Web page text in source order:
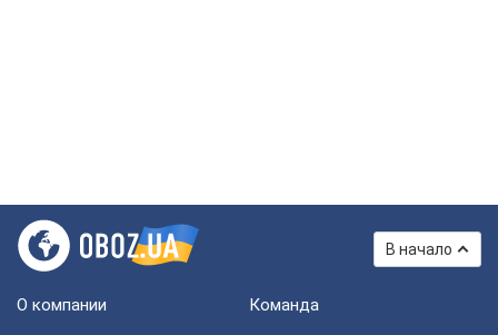
В начало
О компании Команда